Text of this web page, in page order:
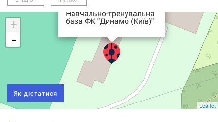
Навчально-тренувальна
база ФК "Динамо (Київ)"
+
-
Leaflet
Як дістатися